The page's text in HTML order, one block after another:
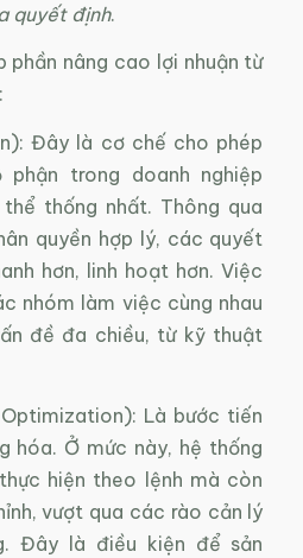
quyết định.
phần nâng cao lợi nhuận từ
Đây là cơ chế cho phép
trong doanh nghiệp
thống nhất. Thông qua
quyền hợp lý, các quyết
hơn, linh hoạt hơn. Việc
nhóm làm việc cùng nhau
đề đa chiều, từ kỹ thuật
Là bước tiến
hóa. Ở mức này, hệ thống
hiện theo lệnh mà còn
vượt qua các rào cản lý
Đây là điều kiện để sản